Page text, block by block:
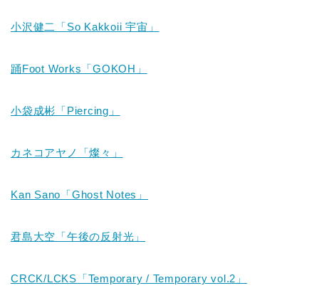
小沢健二「So Kakkoii宇宙」
踊Foot Works「GOKOH」
小袋成彬「Piercing」
カネコアヤノ「燦々」
Kan Sano「Ghost Notes」
君島大空「午後の反射光」
CRCK/LCKS「Temporary / Temporary vol.2」